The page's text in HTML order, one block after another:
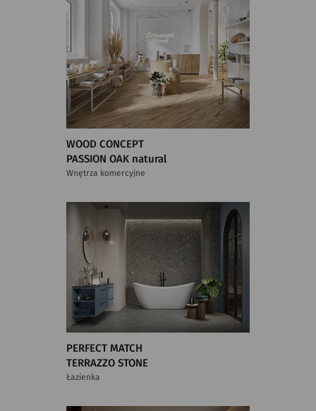
WOOD CONCEPT
PASSION OAK natural
Wnętrza komercyjne
PERFECT MATCH
TERRAZZO STONE
Łazienka